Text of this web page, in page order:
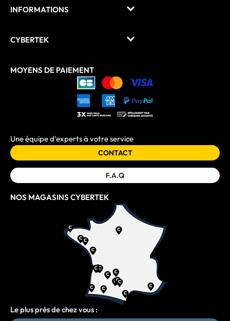
INFORMATIONS
CYBERTEK
MOYENS DE PAIEMENT
Une équipe d'experts à votre service
CONTACT
F.A.Q
NOS MAGASINS CYBERTEK
Le plus près de chez vous :